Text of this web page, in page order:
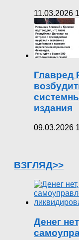
11.03.2026
Главред
издания
09.03.2026
ВЗГЛЯД>>
Денег